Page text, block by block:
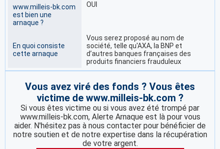
www.milleis-bk.com
est bien une
arnaque ?
OUI
En quoi consiste
cette arnaque
Vous serez proposé au nom de
société, telle qu'AXA, la BNP et
d’autres banques françaises des
produits financiers frauduleux
Vous avez viré des fonds ? Vous êtes
victime de www.milleis-bk.com ?
Si vous êtes victime ou si vous avez été trompé par
www.milleis-bk.com, Alerte Arnaque est là pour vous
aider. N'hésitez pas à nous contacter pour bénéficier de
notre soutien et de notre expertise dans la récupération
de votre argent.